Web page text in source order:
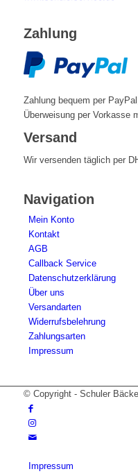
Zahlung
Zahlung bequem per
Überweisung per Vorkasse
Versand
Wir versenden täglich per
Navigation
Mein Konto
Kontakt
AGB
Callback Service
Datenschutzerklärung
Über uns
Versandarten
Widerrufsbelehrung
Zahlungsarten
Impressum
© Copyright - Schuler
Impressum